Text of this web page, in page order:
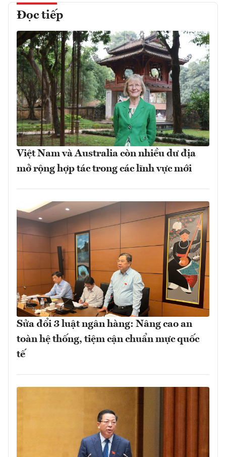
Đọc tiếp
Việt Nam và Australia còn nhiều dư địa
mở rộng hợp tác trong các lĩnh vực mới
Sửa đổi 3 luật ngân hàng: Nâng cao an
toàn hệ thống, tiệm cận chuẩn mực quốc
tế